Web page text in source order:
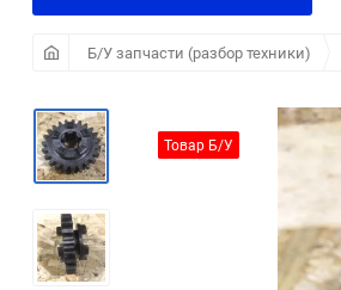
Б/У запчасти (разбор техники)
Товар Б/У